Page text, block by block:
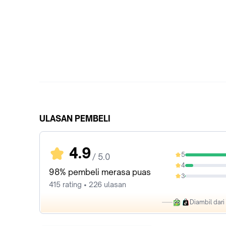
ULASAN PEMBELI
4.9 / 5.0
98% pembeli merasa puas
415 rating • 226 ulasan
5
89.88%
4
8.67%
3
0.48%
Diambil